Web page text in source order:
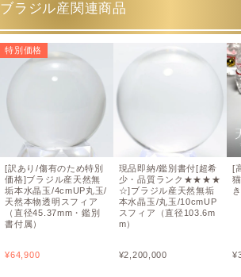
ブラジル産関連商品
特別価格
[訳あり/傷有のため特別
価格]ブラジル産天然無
垢本水晶玉/4cmUP丸玉/
天然本物透明スフィア
（直径45.37mm・鑑別
書付属）
¥64,900
現品即納/鑑別書付[超希
少・品質ランク★★★★
☆]ブラジル産天然無垢
本水晶玉/丸玉/10cmUP
スフィア（直径103.6m
m）
¥2,200,000
[
¥